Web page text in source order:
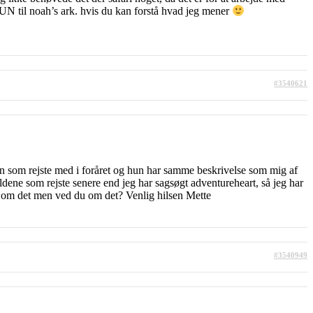
til noah’s ark. hvis du kan forstå hvad jeg mener
#3540621
rejste med i foråret og hun har samme beskrivelse som mig af
som rejste senere end jeg har sagsøgt adventureheart, så jeg har
det men ved du om det? Venlig hilsen Mette
#3540949